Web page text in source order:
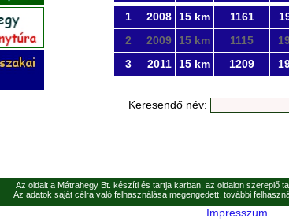
1 2008 15 km 1161
2
2009 15 km 1115
3
2011 15 km 1209
Keresendő név:
Az oldalt a Mátrahegy Bt. készíti és tartja karban, az oldalon szereplő
Az adatok saját célra való felhasználása megengedett, további
Impresszum